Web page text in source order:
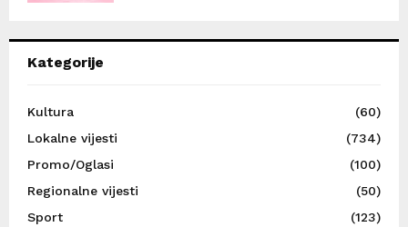
Kategorije
Kultura
(60)
Lokalne vijesti
(734)
Promo/Oglasi
(100)
Regionalne vijesti
(50)
Sport
(123)